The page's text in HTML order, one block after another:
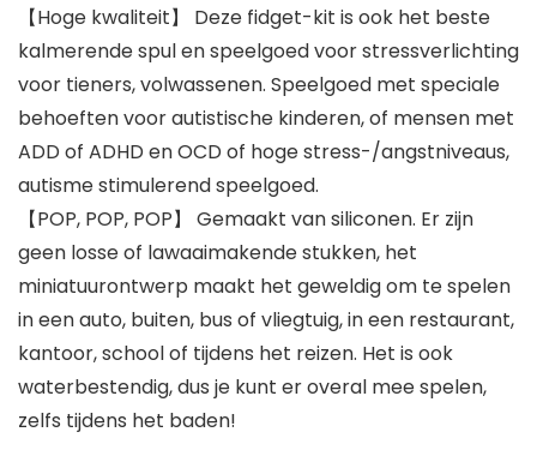
【Hoge kwaliteit】 Deze fidget-kit is ook het beste
kalmerende spul en speelgoed voor stressverlichting
voor tieners, volwassenen. Speelgoed met speciale
behoeften voor autistische kinderen, of mensen met
ADD of ADHD en OCD of hoge stress-/angstniveaus,
autisme stimulerend speelgoed.
【POP, POP, POP】 Gemaakt van siliconen. Er zijn
geen losse of lawaaimakende stukken, het
miniatuurontwerp maakt het geweldig om te spelen
in een auto, buiten, bus of vliegtuig, in een restaurant,
kantoor, school of tijdens het reizen. Het is ook
waterbestendig, dus je kunt er overal mee spelen,
zelfs tijdens het baden!